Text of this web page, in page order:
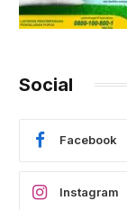
Social
Facebook
Instagram